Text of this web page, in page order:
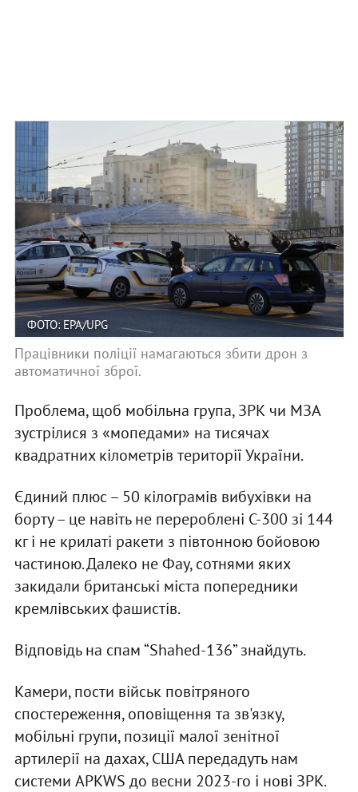
ФОТО: EPA/UPG
Працівники поліції намагаються збити дрон з
автоматичної зброї.
Проблема, щоб мобільна група, ЗРК чи МЗА
зустрілися з «мопедами» на тисячах
квадратних кілометрів території України.
Єдиний плюс – 50 кілограмів вибухівки на
борту – це навіть не перероблені С-300 зі 144
кг і не крилаті ракети з півтонною бойовою
частиною. Далеко не Фау, сотнями яких
закидали британські міста попередники
кремлівських фашистів.
Відповідь на спам “Shahed-136” знайдуть.
Камери, пости військ повітряного
спостереження, оповіщення та зв'язку,
мобільні групи, позиції малої зенітної
артилерії на дахах, США передадуть нам
системи APKWS до весни 2023-го і нові ЗРК.